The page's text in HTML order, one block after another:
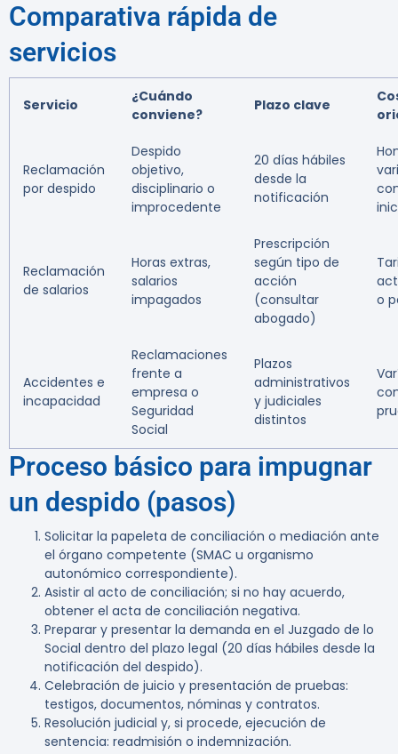
Comparativa rápida de
servicios
Servicio
¿Cuándo
conviene?
Plazo clave
Reclamación
por despido
Despido
objetivo,
disciplinario o
improcedente
20 días hábiles
desde la
notificación
Reclamación
de salarios
Horas extras,
salarios
impagados
Prescripción
según tipo de
acción
(consultar
abogado)
o
Accidentes e
incapacidad
Reclamaciones
frente a
empresa o
Seguridad
Social
Plazos
administrativos
y judiciales
distintos
Proceso básico para impugnar
un despido (pasos)
Solicitar la papeleta de conciliación o mediación ante
el órgano competente (SMAC u organismo
autonómico correspondiente).
Asistir al acto de conciliación; si no hay acuerdo,
obtener el acta de conciliación negativa.
Preparar y presentar la demanda en el Juzgado de lo
Social dentro del plazo legal (20 días hábiles desde la
notificación del despido).
Celebración de juicio y presentación de pruebas:
testigos, documentos, nóminas y contratos.
Resolución judicial y, si procede, ejecución de
sentencia: readmisión o indemnización.